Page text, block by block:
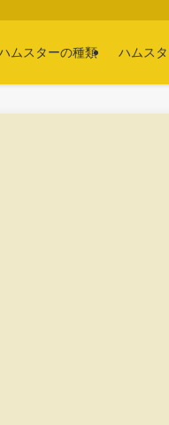
ムスターの種類 ハムス